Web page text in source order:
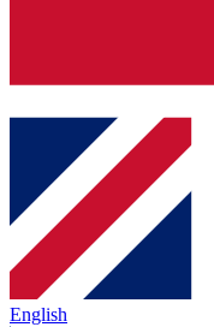
English